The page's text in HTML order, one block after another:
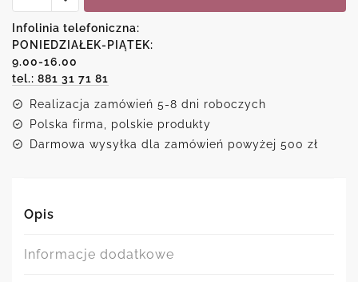
do
Anioła
Stróża
Infolinia telefoniczna:
PONIEDZIAŁEK-PIĄTEK:
9.00-16.00
tel.: 881 31 71 81
Realizacja zamówień 5-8 dni roboczych
Polska firma, polskie produkty
Darmowa wysyłka dla zamówień powyżej 500 zł
Opis
Informacje dodatkowe